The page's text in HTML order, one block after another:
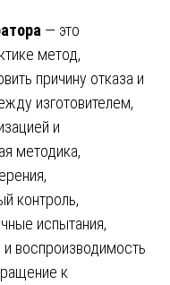
— это
метод,
причину отказа и
изготовителем,
и
методика,
контроль,
испытания,
воспроизводимость
к